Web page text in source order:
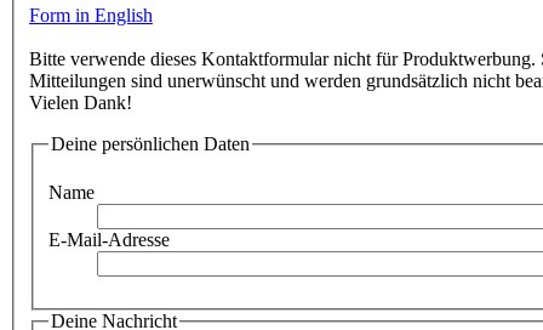
Form in English
Bitte verwende dieses Kontaktformular nicht für Produktwerbung.
Mitteilungen sind unerwünscht und werden grundsätzlich nicht
Vielen Dank!
Deine persönlichen Daten
Name
E-Mail-Adresse
Deine Nachricht